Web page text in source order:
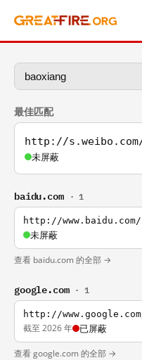
最佳匹配
http://
未屏蔽
baidu.com · 1
http://www.baidu.com/
未屏蔽
查看 baidu.com 的全部 →
google.com · 1
http://
截至 2026 年 已屏蔽
查看 google.com 的全部 →